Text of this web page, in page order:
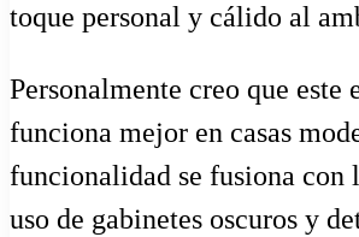
toque personal y cálido al
Personalmente creo que
funciona mejor en casas
funcionalidad se fusiona con
uso de gabinetes oscuros y